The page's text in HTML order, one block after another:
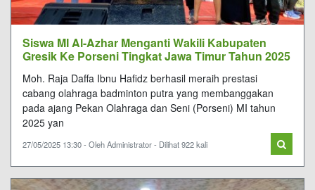
Siswa MI Al-Azhar Menganti Wakili Kabupaten
Gresik Ke Porseni Tingkat Jawa Timur Tahun 2025
Moh. Raja Daffa Ibnu Hafidz berhasil meraih prestasi
cabang olahraga badminton putra yang membanggakan
pada ajang Pekan Olahraga dan Seni (Porseni) MI tahun
2025 yan
27/05/2025 13:30 - Oleh Administrator - Dilihat 922 kali